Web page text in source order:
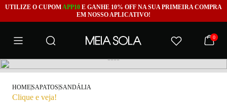
UTILIZE O CUPOM APP10 E GANHE 10% OFF NA SUA PRIMEIRA COMPRA
EM NOSSO APLICATIVO!
0
HOMESAPATOS SANDÁLIA
Clique e veja!